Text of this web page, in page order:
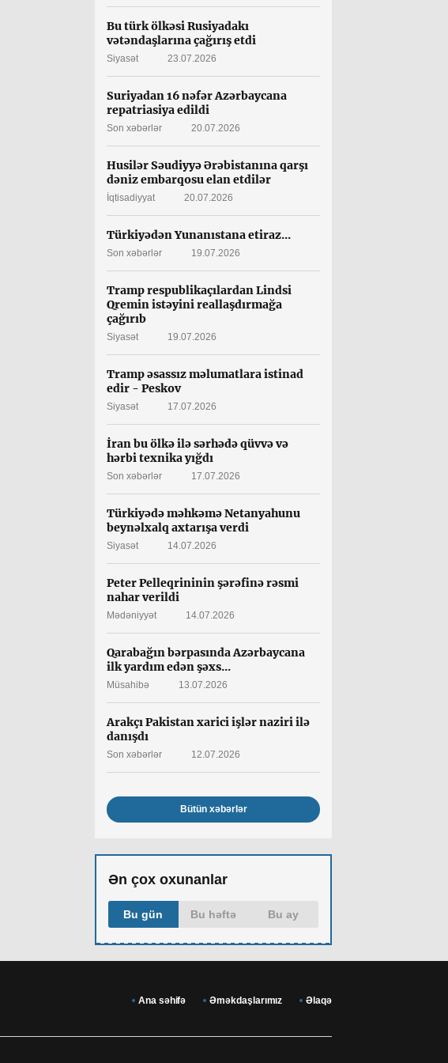
Bu türk ölkəsi Rusiyadakı
vətəndaşlarına çağırış etdi
Siyasət 23.07.2026
Suriyadan 16 nəfər Azərbaycana
repatriasiya edildi
Son xəbərlər 20.07.2026
Husilər Səudiyyə Ərəbistanına qarşı
dəniz embarqosu elan etdilər
İqtisadiyyat 20.07.2026
Türkiyədən Yunanıstana etiraz...
Son xəbərlər 19.07.2026
Tramp respublikaçılardan Lindsi
Qremin istəyini reallaşdırmağa
çağırıb
Siyasət 19.07.2026
Tramp əsassız məlumatlara istinad
edir - Peskov
Siyasət 17.07.2026
İran bu ölkə ilə sərhədə qüvvə və
hərbi texnika yığdı
Son xəbərlər 17.07.2026
Türkiyədə məhkəmə Netanyahunu
beynəlxalq axtarışa verdi
Siyasət 14.07.2026
Peter Pelleqrininin şərəfinə rəsmi
nahar verildi
Mədəniyyət 14.07.2026
Qarabağın bərpasında Azərbaycana
ilk yardım edən şəxs...
Müsahibə 13.07.2026
Arakçı Pakistan xarici işlər naziri ilə
danışdı
Son xəbərlər 12.07.2026
Bütün xəbərlər
Ən çox oxunanlar
Bu gün Bu həftə Bu ay
Ana səhifə Əməkdaşlarımız Əlaqə